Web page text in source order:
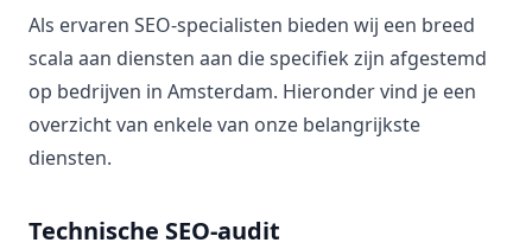
Als ervaren SEO-specialisten bieden wij een breed
scala aan diensten aan die specifiek zijn afgestemd
op bedrijven in Amsterdam. Hieronder vind je een
overzicht van enkele van onze belangrijkste
diensten.
Technische SEO-audit